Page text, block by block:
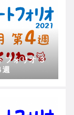
フォリオ 3